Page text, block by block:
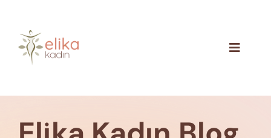
content
Toggle